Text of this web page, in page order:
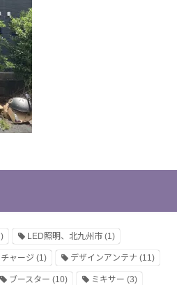
LED照明、北九州市(1)
ャージ (1) デザインアンテナ(11)
ブースター (10) ミキサー (3)